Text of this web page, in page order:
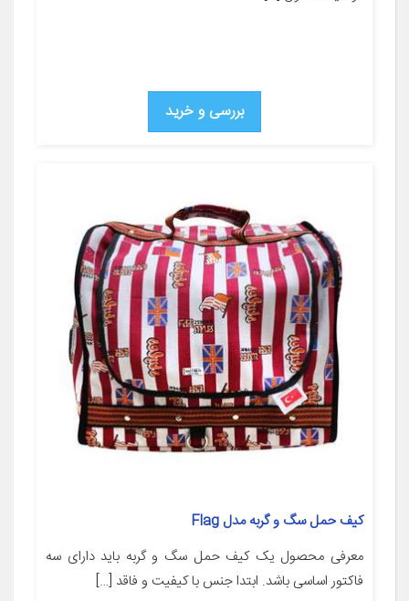
بررسی و خرید
کیف حمل سگ و گربه مدل Flag
معرفی محصول یک کیف حمل سگ و گربه باید دارای سه
فاکتور اساسی باشد. ابتدا جنس با کیفیت و فاقد […]